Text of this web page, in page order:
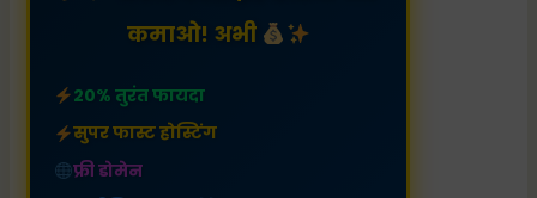
कमाओ! अभी
20% तुरंत फायदा
सुपर फास्ट होस्टिंग
फ्री डोमेन